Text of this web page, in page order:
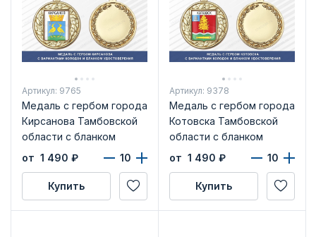
Артикул: 9765
Медаль с гербом города
Кирсанова Тамбовской
области с бланком
удостоверения
от 1 490 ₽
Купить
Артикул: 9378
Медаль с гербом города
Котовска Тамбовской
области с бланком
удостоверения
от 1 490 ₽
Купить